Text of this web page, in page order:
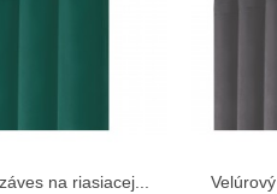
Vložiť do košíka
na riasiacej...